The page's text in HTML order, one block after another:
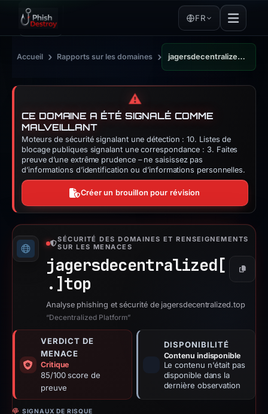
FR
Accueil › Rapports sur les domaines › jagersdecentralized.top
⚠️
CE DOMAINE A ÉTÉ SIGNALÉ COMME
MALVEILLANT
Moteurs de sécurité signalant une détection : 10. Listes de
blocage publiques signalant une correspondance : 3. Faites
preuve d’une extrême prudence – ne saisissez pas
d’informations d’identification ou d’informations personnelles.
Créer un brouillon pour révision
SÉCURITÉ DES DOMAINES ET RENSEIGNEMENTS
SUR LES MENACES
jagersdecentralized[
.] top
Copier
Analyse phishing et sécurité de jagersdecentralized.top
“Decentralized Platform”
VERDICT DE
MENACE
Critique
85/100 score de
preuve
DISPONIBILITÉ
Contenu indisponible
Le contenu n'était pas
disponible dans la
dernière observation
SIGNAUX DE RISQUE